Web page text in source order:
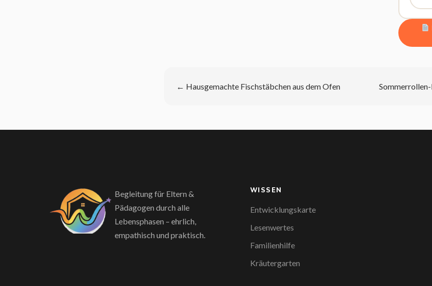
← Hausgemachte Fischstäbchen aus dem Ofen
Begleitung für Eltern &
Pädagogen durch alle
Lebensphasen – ehrlich,
empathisch und praktisch.
WISSEN
Entwicklungskarte
Lesenwertes
Familienhilfe
Kräutergarten